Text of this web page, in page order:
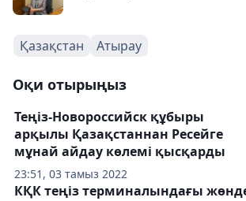
Қазақстан Атырау
Оқи отырыңыз
23:51, 03 тамыз 2022
Теңіз-Новороссийск құбыры
арқылы Қазақстаннан Ресейге
мұнай айдау көлемі қысқарды
КҚК теңіз терминалындағы